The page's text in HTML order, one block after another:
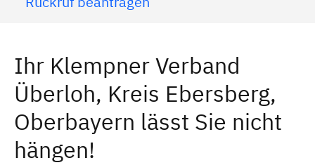
Ihr Klempner Verband
Überloh, Kreis Ebersberg,
Oberbayern lässt Sie nicht
hängen!